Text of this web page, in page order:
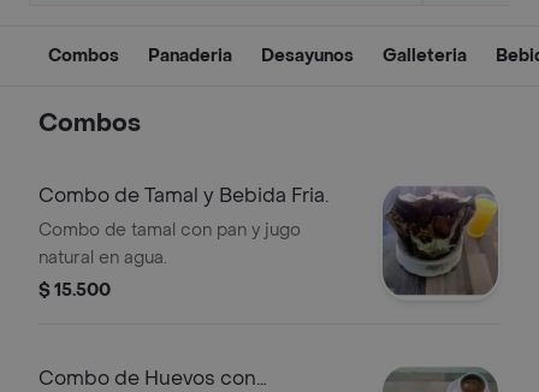
Combos Panaderia Desayunos Galleteria
Combos
Combo de Tamal y Bebida Fria.
Combo de tamal con pan y jugo
natural en agua.
$ 15.500
Combo de Huevos con